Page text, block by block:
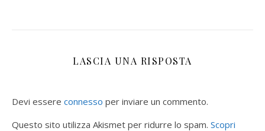
LASCIA UNA RISPOSTA
Devi essere connesso per inviare un commento.
Questo sito utilizza Akismet per ridurre lo spam. Scopri